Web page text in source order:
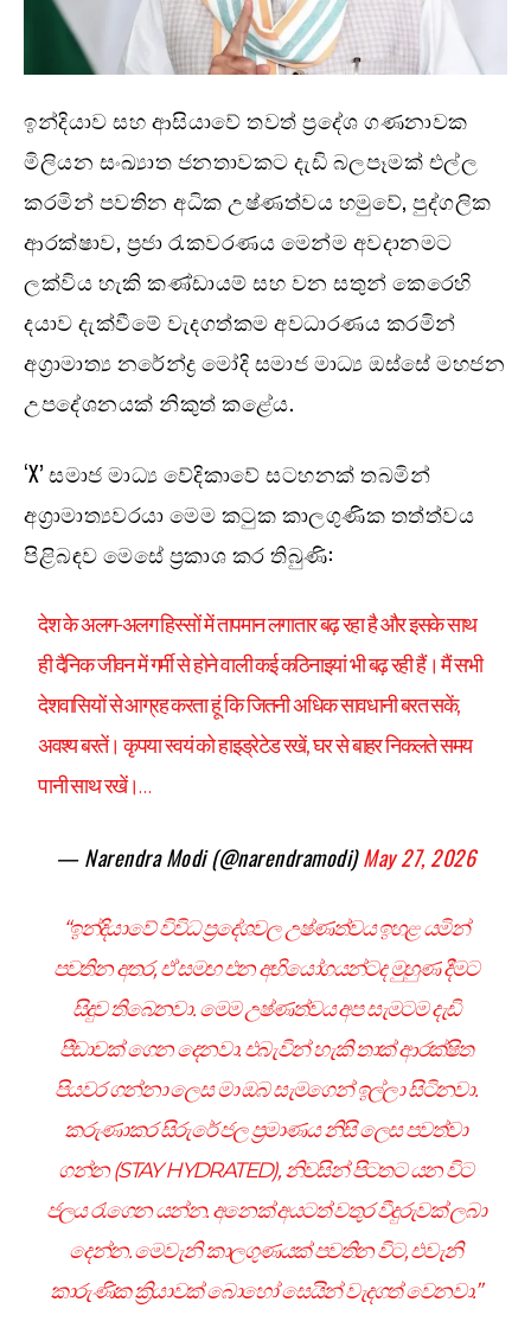
ඉන්දියාව සහ ආසියාවේ තවත් ප්‍රදේශ ගණනාවක
මිලියන සංඛ්‍යාත ජනතාවකට දැඩි බලපෑමක් එල්ල
කරමින් පවතින අධික උෂ්ණත්වය හමුවේ, පුද්ගලික
ආරක්ෂාව, ප්‍රජා රැකවරණය මෙන්ම අවදානමට
ලක්විය හැකි කණ්ඩායම් සහ වන සතුන් කෙරෙහි
දයාව දැක්වීමේ වැදගත්කම අවධාරණය කරමින්
අග්‍රාමාත්‍ය නරේන්ද්‍ර මෝදි සමාජ මාධ්‍ය ඔස්සේ මහජන
උපදේශනයක් නිකුත් කළේය.
‘X’ සමාජ මාධ්‍ය වේදිකාවේ සටහනක් තබමින්
අග්‍රාමාත්‍යවරයා මෙම කටුක කාලගුණික තත්ත්වය
පිළිබඳව මෙසේ ප්‍රකාශ කර තිබුණි:
देश के अलग-अलग हिस्सों में तापमान लगातार बढ़ रहा है और इसके साथ
ही दैनिक जीवन में गर्मी से होने वाली कई कठिनाइयां भी बढ़ रही हैं। मैं सभी
देशवासियों से आग्रह करता हूं कि जितनी अधिक सावधानी बरत सकें,
अवश्य बरतें। कृपया स्वयं को हाइड्रेटेड रखें, घर से बाहर निकलते समय
पानी साथ रखें।…
— Narendra Modi (@narendramodi)May 27, 2026
“ඉන්දියාවේ විවිධ ප්‍රදේශවල උෂ්ණත්වය ඉහළ යමින්
පවතින අතර, ඒ සමඟ එන අභියෝගයන්ටද මුහුණ දීමට
සිදුව තිබෙනවා. මෙම උෂ්ණත්වය අප සැමටම දැඩි
පීඩාවක් ගෙන දෙනවා. එබැවින් හැකි තාක් ආරක්ෂිත
පියවර ගන්නා ලෙස මා ඔබ සැමගෙන් ඉල්ලා සිටිනවා.
කරුණාකර සිරුරේ ජල ප්‍රමාණය නිසි ලෙස පවත්වා
ගන්න (STAY HYDRATED), නිවසින් පිටතට යන විට
ජලය රැගෙන යන්න. අනෙක් අයටත් වතුර වීදුරුවක් ලබා
දෙන්න. මෙවැනි කාලගුණයක් පවතින විට, එවැනි
කාරුණික ක්‍රියාවක් බොහෝ සෙයින් වැදගත් වෙනවා.”